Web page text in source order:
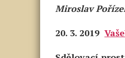
Miroslav
20. 3. 2019